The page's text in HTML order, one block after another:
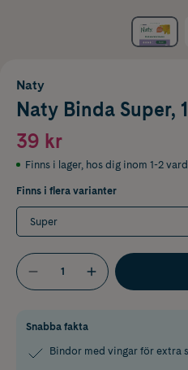
Naty
Naty Binda Super,
39 kr
Finns i lager, hos dig inom 1-2
Finns i flera varianter
Super
Snabba fakta
Bindor med vingar för extra